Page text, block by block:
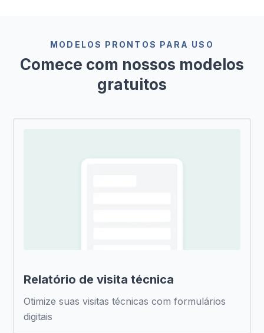
MODELOS PRONTOS PARA USO
Comece com nossos modelos
gratuitos
Relatório de visita técnica
Otimize suas visitas técnicas com formulários
digitais